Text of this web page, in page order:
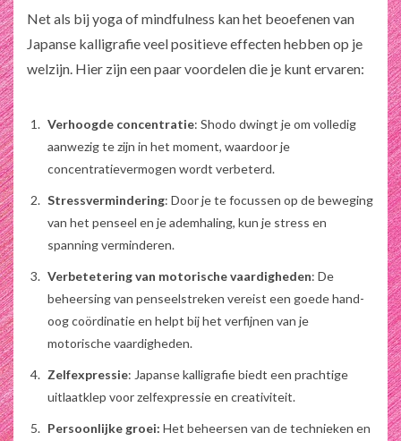
Net als bij yoga of mindfulness kan het beoefenen van
Japanse kalligrafie veel positieve effecten hebben op je
welzijn. Hier zijn een paar voordelen die je kunt ervaren:
Verhoogde concentratie: Shodo dwingt je om volledig
aanwezig te zijn in het moment, waardoor je
concentratievermogen wordt verbeterd.
Stressvermindering: Door je te focussen op de beweging
van het penseel en je ademhaling, kun je stress en
spanning verminderen.
Verbetetering van motorische vaardigheden: De
beheersing van penseelstreken vereist een goede hand-
oog coördinatie en helpt bij het verfijnen van je
motorische vaardigheden.
Zelfexpressie: Japanse kalligrafie biedt een prachtige
uitlaatklep voor zelfexpressie en creativiteit.
Persoonlijke groei: Het beheersen van de technieken en